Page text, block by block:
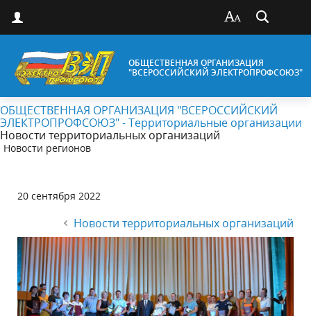
ОБЩЕСТВЕННАЯ ОРГАНИЗАЦИЯ
"ВСЕРОССИЙСКИЙ ЭЛЕКТРОПРОФСОЮЗ"
ОБЩЕСТВЕННАЯ ОРГАНИЗАЦИЯ "ВСЕРОССИЙСКИЙ
ЭЛЕКТРОПРОФСОЮЗ" - Территориальные организации
Новости территориальных организаций
Новости регионов
20 сентября 2022
Новости территориальных организаций